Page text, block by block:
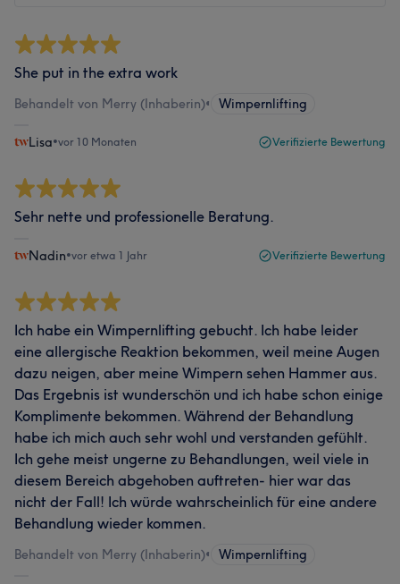
She put in the extra work
Behandelt von Merry (Inhaberin)• Wimpernlifting
Lisa•vor 10 Monaten Verifizierte Bewertung
Sehr nette und professionelle Beratung.
Nadin•vor etwa 1 Jahr Verifizierte Bewertung
Ich habe ein Wimpernlifting gebucht. Ich habe leider
eine allergische Reaktion bekommen, weil meine Augen
dazu neigen, aber meine Wimpern sehen Hammer aus.
Das Ergebnis ist wunderschön und ich habe schon einige
Komplimente bekommen. Während der Behandlung
habe ich mich auch sehr wohl und verstanden gefühlt.
Ich gehe meist ungerne zu Behandlungen, weil viele in
diesem Bereich abgehoben auftreten- hier war das
nicht der Fall! Ich würde wahrscheinlich für eine andere
Behandlung wieder kommen.
Behandelt von Merry (Inhaberin)• Wimpernlifting